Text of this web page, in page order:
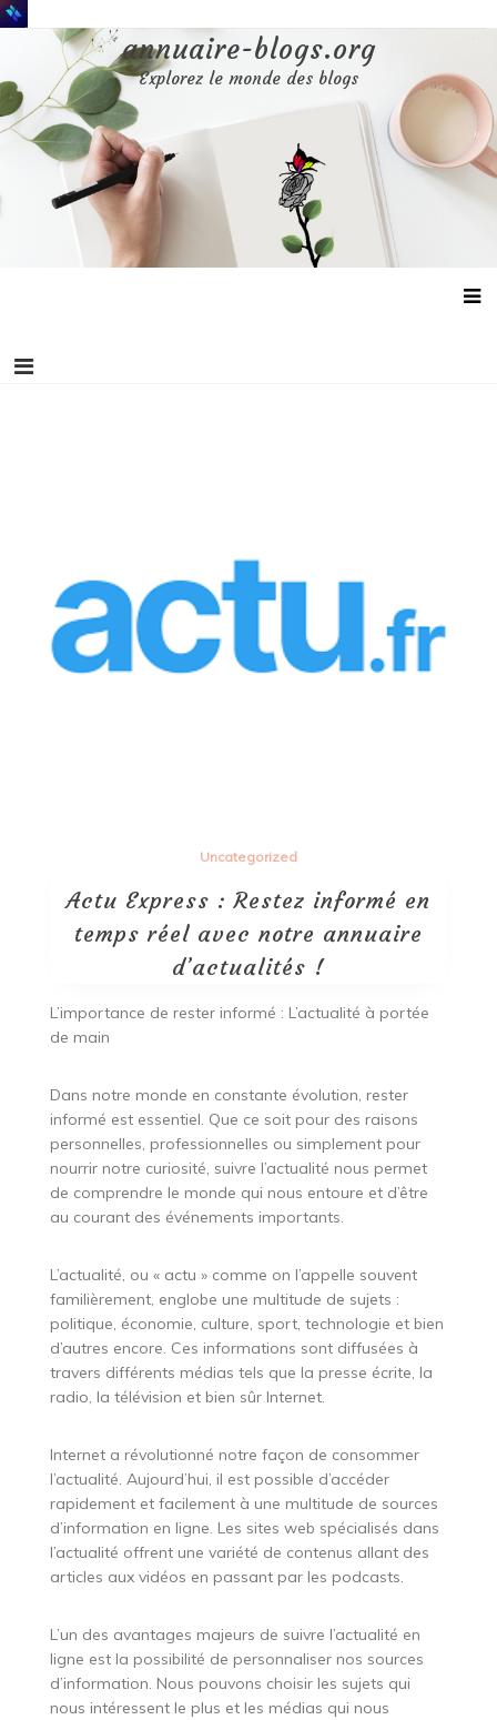
Aller
au
annuaire-blogs.org
Explorez le monde des blogs
Uncategorized
Actu Express : Restez informé en
temps réel avec notre annuaire
d’actualités !
L’importance de rester informé : L’actualité à portée
de main
Dans notre monde en constante évolution, rester
informé est essentiel. Que ce soit pour des raisons
personnelles, professionnelles ou simplement pour
nourrir notre curiosité, suivre l’actualité nous permet
de comprendre le monde qui nous entoure et d’être
au courant des événements importants.
L’actualité, ou « actu » comme on l’appelle souvent
familièrement, englobe une multitude de sujets :
politique, économie, culture, sport, technologie et bien
d’autres encore. Ces informations sont diffusées à
travers différents médias tels que la presse écrite, la
radio, la télévision et bien sûr Internet.
Internet a révolutionné notre façon de consommer
l’actualité. Aujourd’hui, il est possible d’accéder
rapidement et facilement à une multitude de sources
d’information en ligne. Les sites web spécialisés dans
l’actualité offrent une variété de contenus allant des
articles aux vidéos en passant par les podcasts.
L’un des avantages majeurs de suivre l’actualité en
ligne est la possibilité de personnaliser nos sources
d’information. Nous pouvons choisir les sujets qui
nous intéressent le plus et les médias qui nous